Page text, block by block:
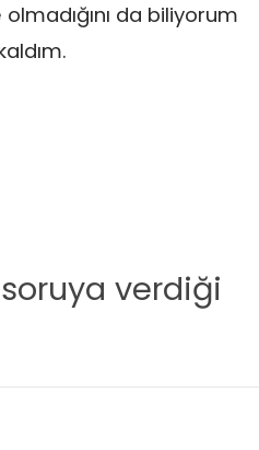
da biliyorum
verdiği